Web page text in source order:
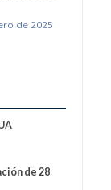
de 2025
de 28